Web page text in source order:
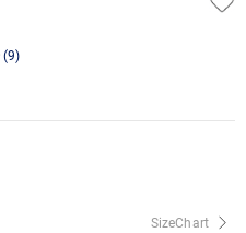
(9)
SizeChart